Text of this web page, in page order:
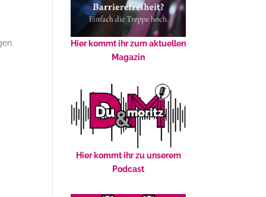
Hier kommt ihr zum aktuellen
Magazin
Hier kommt ihr zu unserem
Podcast